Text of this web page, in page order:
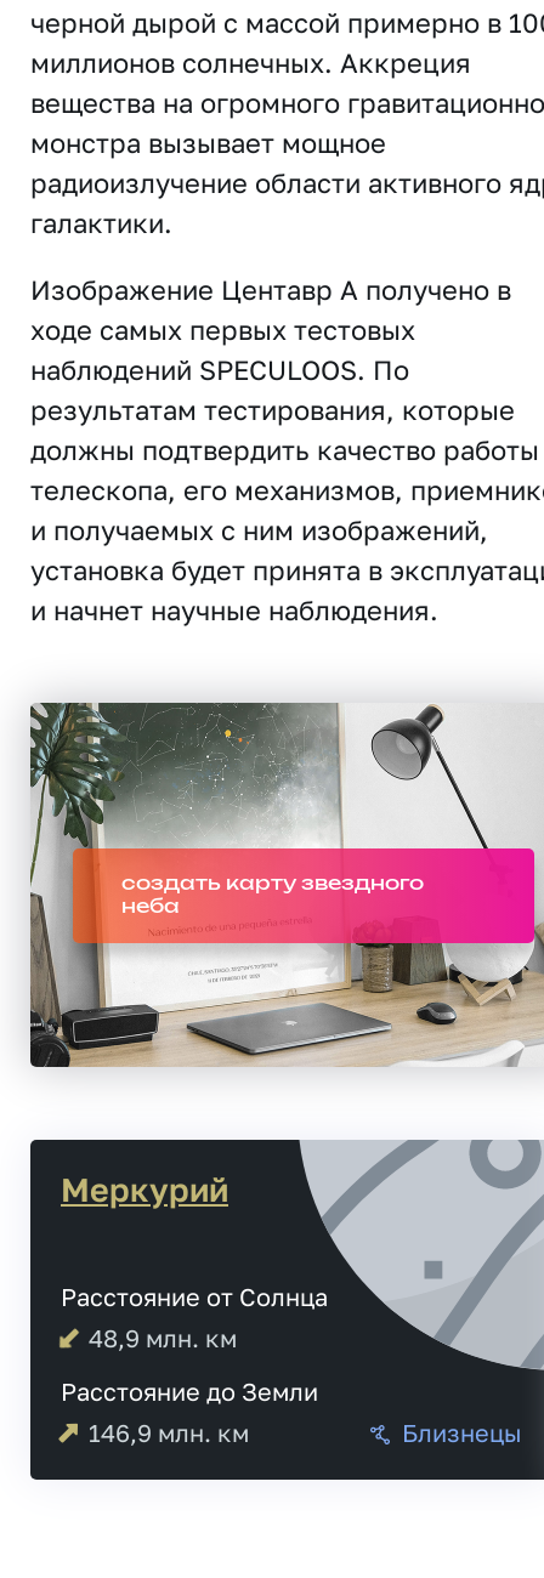
черной дырой с массой примерно в
миллионов солнечных. Аккреция
вещества на огромного
монстра вызывает мощное
радиоизлучение области активного
галактики.
Изображение Центавр A получено в
ходе самых первых тестовых
наблюдений SPECULOOS. По
результатам тестирования, которые
должны подтвердить качество работы
телескопа, его механизмов,
и получаемых с ним изображений,
установка будет принята в
и начнет научные наблюдения.
создать карту звездного
неба
Меркурий
Расстояние от Солнца
48,9 млн. км
Расстояние до Земли
146,9 млн. км Близнецы